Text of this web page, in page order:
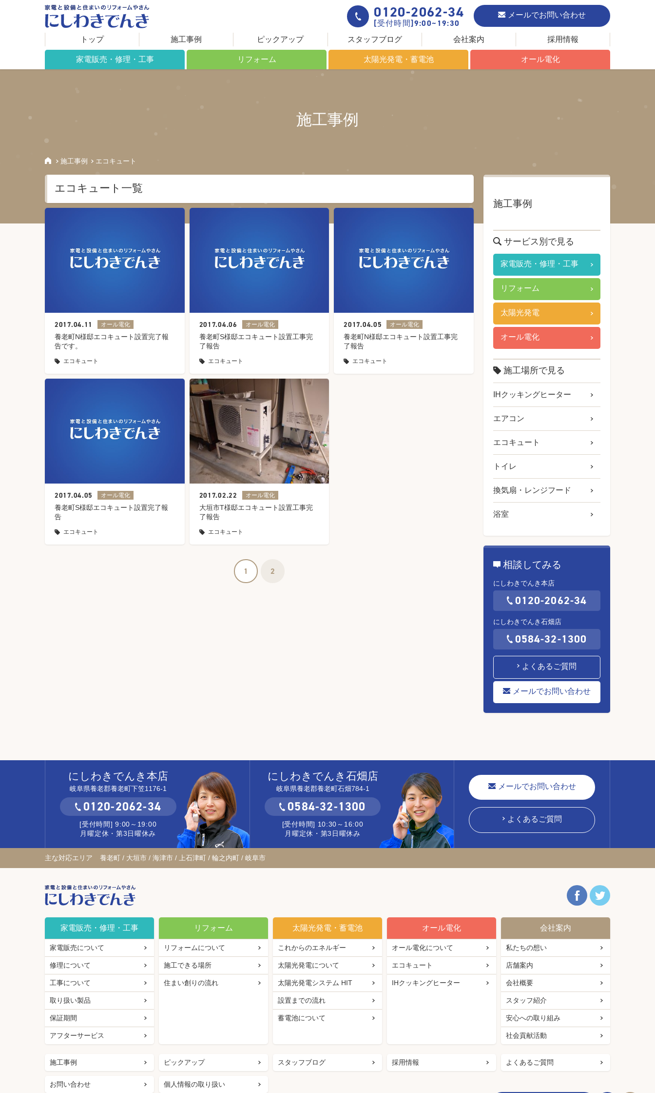
0120-2062-34
[受付時間]9:00~19:30
メールでお問い合わせ
トップ 施工事例 ピックアップ スタッフブログ 会社案内 採用情報
家電販売・修理・工事
保証期間
アフターサービス
リフォーム 太陽光発電・蓄電池
太陽光発電システム HIT
オール電化
施工事例
施工事例 エコキュート
エコキュート一覧
2017.04.11 オール電化
養老町N様邸エコキュート設置完了報
告です。
エコキュート
2017.04.06 オール電化
養老町S様邸エコキュート設置工事完
了報告
エコキュート
2017.04.05 オール電化
養老町N様邸エコキュート設置工事完
了報告
エコキュート
2017.04.05 オール電化
養老町S様邸エコキュート設置完了報
告
エコキュート
2017.02.22 オール電化
大垣市T様邸エコキュート設置工事完
了報告
エコキュート
1 2
施工事例
サービス別で見る
家電販売・修理・工事
リフォーム
太陽光発電
オール電化
施工場所で見る
IHクッキングヒーター
エアコン
エコキュート
トイレ
換気扇・レンジフード
浴室
相談してみる
にしわきでんき本店
0120-2062-34
にしわきでんき石畑店
0584-32-1300
よくあるご質問
メールでお問い合わせ
にしわきでんき本店
岐阜県養老郡養老町下笠1176-1
0120-2062-34
[受付時間] 9:00～19:00
月曜定休・第3日曜休み
にしわきでんき石畑店
岐阜県養老郡養老町石畑784-1
0584-32-1300
[受付時間] 10:30～16:00
月曜定休・第3日曜休み
メールでお問い合わせ
よくあるご質問
主な対応エリア 養老町 / 大垣市 / 海津市 / 上石津町 / 輪之内町 / 岐阜市
家電販売・修理・工事
家電販売について
修理について
工事について
取り扱い製品
保証期間
アフターサービス
リフォーム
リフォームについて
施工できる場所
住まい創りの流れ
太陽光発電・蓄電池
これからのエネルギー
太陽光発電について
太陽光発電システム HIT
設置までの流れ
蓄電池について
オール電化
オール電化について
エコキュート
IHクッキングヒーター
会社案内
私たちの想い
店舗案内
会社概要
スタッフ紹介
安心への取り組み
社会貢献活動
施工事例 ピックアップ スタッフブログ 採用情報 よくあるご質問
お問い合わせ 個人情報の取り扱い